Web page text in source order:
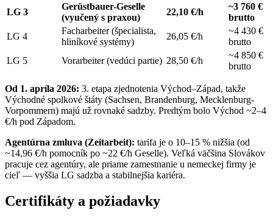
LG 3
Gerüstbauer-Geselle
(vyučený s praxou)
22,10 €/h
~3 760 €
brutto
LG 4
Facharbeiter (špecialista,
hliníkové systémy)
26,05 €/h
~4 430 €
brutto
LG 5
Vorarbeiter (vedúci partie) 28,50 €/h
~4 850 €
brutto
Od 1. apríla 2026: 3. etapa zjednotenia Východ–Západ, takže
Východné spolkové štáty (Sachsen, Brandenburg, Mecklenburg-
Vorpommern) majú už rovnaké sadzby. Predtým bolo Východ ~2–4
€/h pod Západom.
Agentúrna zmluva (Zeitarbeit): tarifa je o 10–15 % nižšia (od
~14,96 €/h pomocník po ~22 €/h Geselle). Veľká väčšina Slovákov
pracuje cez agentúry, ale priame zamestnanie u nemeckej firmy je
cieľ — vyššia LG sadzba a stabilnejšia kariéra.
Certifikáty a požiadavky